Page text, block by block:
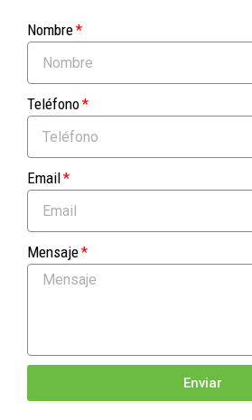
Nombre
Teléfono
Email
Mensaje
Enviar